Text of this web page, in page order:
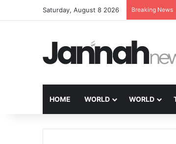
Saturday, August 8 2026 Breaking News
HOME WORLD WORLD